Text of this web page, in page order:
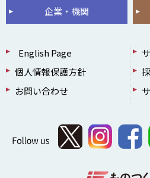
企業・機関
English Page
個人情報保護方針
お問い合わせ